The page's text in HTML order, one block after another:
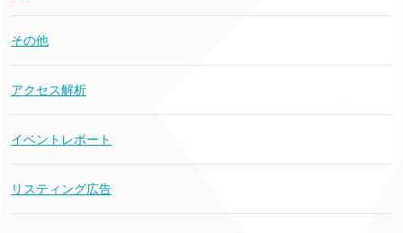
その他
アクセス解析
イベントレポート
リスティング広告